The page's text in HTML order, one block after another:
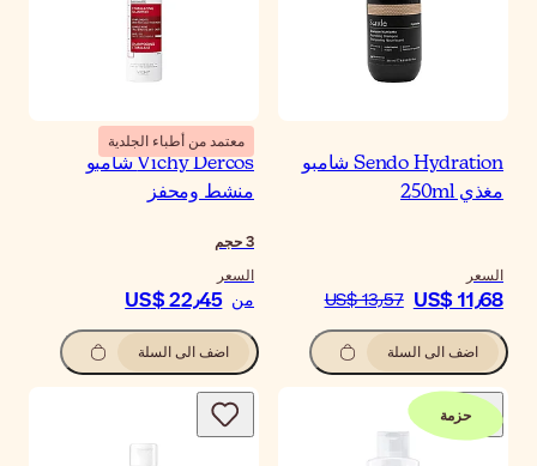
Sendo Hydration شامبو
مغذي 250ml
السعر
US$ 11٫68 US$ 13٫57
اضف الى السلة
معتمد من أطباء الجلدية
Vichy Dercos شامبو
منشط ومحفز
3حجم
السعر
من US$ 22٫45
اضف الى السلة
حزمة